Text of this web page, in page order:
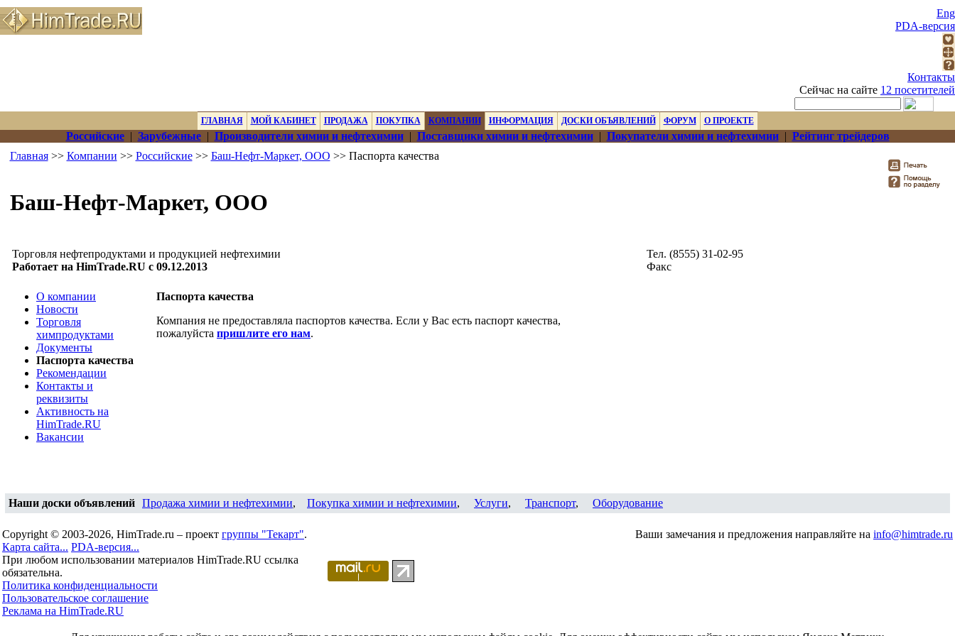
Eng
PDA-версия
Контакты
Сейчас на сайте 12 посетителей
ГЛАВНАЯ МОЙ КАБИНЕТ ПРОДАЖА ПОКУПКА КОМПАНИИ ИНФОРМАЦИЯ ДОСКИ ОБЪЯВЛЕНИЙ ФОРУМ О ПРОЕКТЕ
Российские| Зарубежные| Производители химии и нефтехимии| Поставщики химии и нефтехимии| Покупатели химии и нефтехимии| Рейтинг трейдеров
Главная>> Компании >> Российские>> Баш-Нефт-Маркет, ООО >> Паспорта качества
Баш-Нефт-Маркет, ООО
Торговля нефтепродуктами и продукцией нефтехимии
Работает на HimTrade.RU с 09.12.2013
Тел. (8555) 31-02-95
Факс
О компании
Новости
Торговля
химпродуктами
Документы
Паспорта качества
Рекомендации
Контакты и
реквизиты
Активность на
HimTrade.RU
Вакансии
Паспорта качества
Компания не предоставляла паспортов качества. Если у Вас есть паспорт качества,
пожалуйста пришлите его нам.
Наши доски объявлений Продажа химии и нефтехимии, Покупка химии и нефтехимии, Услуги, Транспорт, Оборудование
Copyright © 2003-2026, HimTrade.ru – проект группы "Текарт".
Карта сайта... PDA-версия...
При любом использовании материалов HimTrade.RU ссылка
обязательна.
Политика конфиденциальности
Пользовательское соглашение
Реклама на HimTrade.RU
Ваши замечания и предложения направляйте на info@himtrade.ru